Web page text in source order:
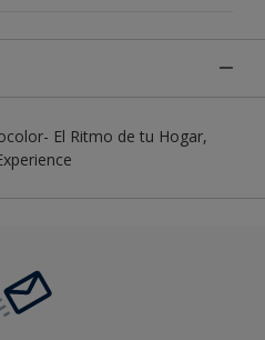
El Ritmo de tu Hogar,